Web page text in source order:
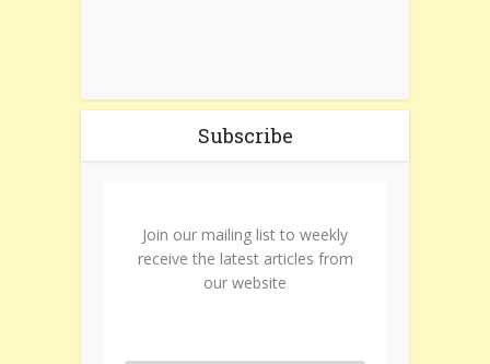
Subscribe
Join our mailing list to weekly
receive the latest articles from
our website